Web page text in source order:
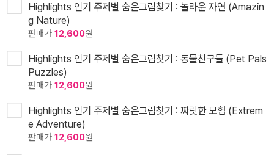
Highlights 인기 주제별 숨은그림찾기 : 놀라운 자연 (Amazin
g Nature)
판매가 12,600원
Highlights 인기 주제별 숨은그림찾기 : 동물친구들 (Pet Pals
Puzzles)
판매가 12,600원
Highlights 인기 주제별 숨은그림찾기 : 짜릿한 모험 (Extrem
e Adventure)
판매가 12,600원